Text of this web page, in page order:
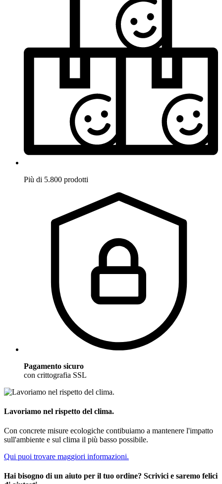
Più di 5.800 prodotti
Pagamento sicuro
con crittografia SSL
Lavoriamo nel rispetto del clima.
Con concrete misure ecologiche contibuiamo a mantenere l'impatto
sull'ambiente e sul clima il più basso possibile.
Qui puoi trovare maggiori informazioni.
Hai bisogno di un aiuto per il tuo ordine? Scrivici e saremo felici